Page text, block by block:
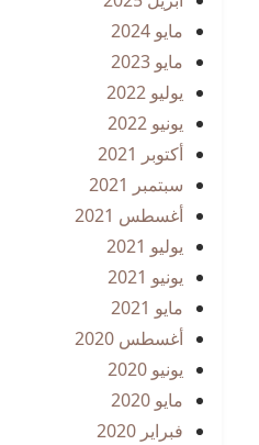
مايو 2024
مايو 2023
يوليو 2022
يونيو 2022
أكتوبر 2021
سبتمبر 2021
أغسطس 2021
يوليو 2021
يونيو 2021
مايو 2021
أغسطس 2020
يونيو 2020
مايو 2020
فبراير 2020